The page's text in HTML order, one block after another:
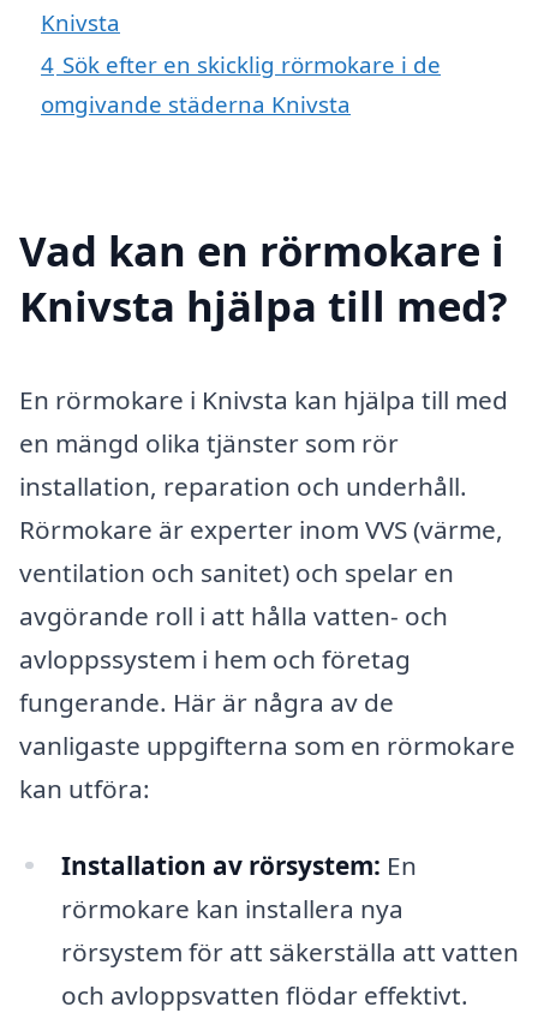
Knivsta
4 Sök efter en skicklig rörmokare i de
omgivande städerna Knivsta
Vad kan en rörmokare i
Knivsta hjälpa till med?
En rörmokare i Knivsta kan hjälpa till med
en mängd olika tjänster som rör
installation, reparation och underhåll.
Rörmokare är experter inom VVS (värme,
ventilation och sanitet) och spelar en
avgörande roll i att hålla vatten- och
avloppssystem i hem och företag
fungerande. Här är några av de
vanligaste uppgifterna som en rörmokare
kan utföra:
Installation av rörsystem: En
rörmokare kan installera nya
rörsystem för att säkerställa att vatten
och avloppsvatten flödar effektivt.